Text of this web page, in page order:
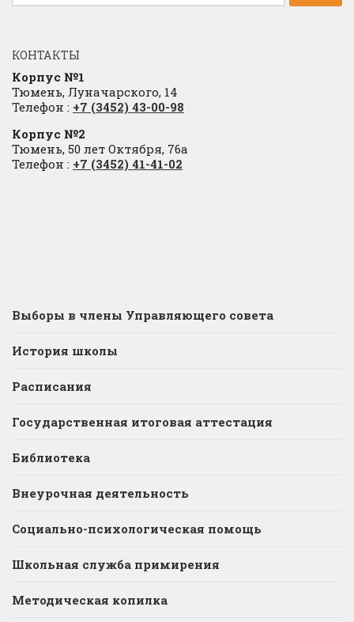
КОНТАКТЫ
Корпус №1
Тюмень, Луначарского, 14
Телефон : +7 (3452) 43-00-98
Корпус №2
Тюмень, 50 лет Октября, 76а
Телефон : +7 (3452) 41-41-02
Выборы в члены Управляющего совета
История школы
Расписания
Государственная итоговая аттестация
Библиотека
Внеурочная деятельность
Социально-психологическая помощь
Школьная служба примирения
Методическая копилка